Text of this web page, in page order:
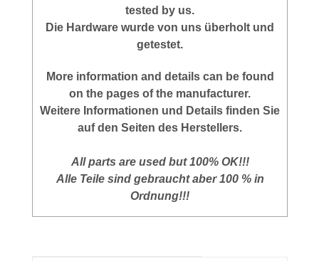
tested by us.
Die Hardware wurde von uns überholt und
getestet.
More information and details can be found
on the pages of the manufacturer.
Weitere Informationen und Details finden Sie
auf den Seiten des Herstellers.
All parts are used but 100% OK!!!
Alle Teile sind gebraucht aber 100 % in
Ordnung!!!